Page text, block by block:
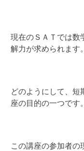
現在のＳＡＴでは数
解力が求められます。
どのようにして、短
座の目的の一つです。
この講座の参加者の